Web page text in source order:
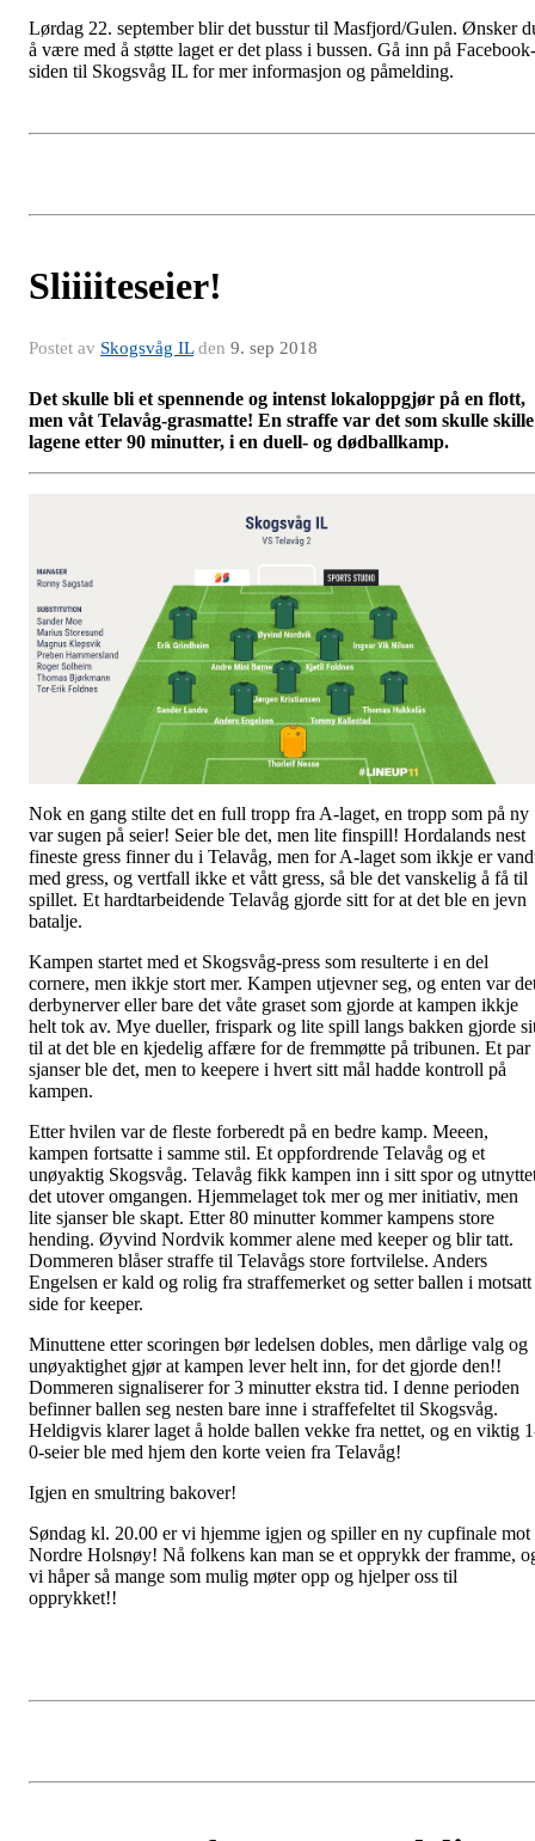
Lørdag 22. september blir det busstur til Masfjord/Gulen. Ønsker
å være med å støtte laget er det plass i bussen. Gå inn på Facebook-
siden til Skogsvåg IL for mer informasjon og påmelding.
Sliiiiteseier!
Postet av Skogsvåg ILden 9. sep 2018
Det skulle bli et spennende og intenst lokaloppgjør på en flott,
men våt Telavåg-grasmatte! En straffe var det som skulle skille
lagene etter 90 minutter, i en duell- og dødballkamp.
Nok en gang stilte det en full tropp fra A-laget, en tropp som på ny
var sugen på seier! Seier ble det, men lite finspill! Hordalands nest
fineste gress finner du i Telavåg, men for A-laget som ikkje er
med gress, og vertfall ikke et vått gress, så ble det vanskelig å få til
spillet. Et hardtarbeidende Telavåg gjorde sitt for at det ble en jevn
batalje.
Kampen startet med et Skogsvåg-press som resulterte i en del
cornere, men ikkje stort mer. Kampen utjevner seg, og enten var
derbynerver eller bare det våte graset som gjorde at kampen ikkje
helt tok av. Mye dueller, frispark og lite spill langs bakken gjorde
til at det ble en kjedelig affære for de fremmøtte på tribunen. Et par
sjanser ble det, men to keepere i hvert sitt mål hadde kontroll på
kampen.
Etter hvilen var de fleste forberedt på en bedre kamp. Meeen,
kampen fortsatte i samme stil. Et oppfordrende Telavåg og et
unøyaktig Skogsvåg. Telavåg fikk kampen inn i sitt spor og
det utover omgangen. Hjemmelaget tok mer og mer initiativ, men
lite sjanser ble skapt. Etter 80 minutter kommer kampens store
hending. Øyvind Nordvik kommer alene med keeper og blir tatt.
Dommeren blåser straffe til Telavågs store fortvilelse. Anders
Engelsen er kald og rolig fra straffemerket og setter ballen i motsatt
side for keeper.
Minuttene etter scoringen bør ledelsen dobles, men dårlige valg og
unøyaktighet gjør at kampen lever helt inn, for det gjorde den!!
Dommeren signaliserer for 3 minutter ekstra tid. I denne perioden
befinner ballen seg nesten bare inne i straffefeltet til Skogsvåg.
Heldigvis klarer laget å holde ballen vekke fra nettet, og en viktig
0-seier ble med hjem den korte veien fra Telavåg!
Igjen en smultring bakover!
Søndag kl. 20.00 er vi hjemme igjen og spiller en ny cupfinale mot
Nordre Holsnøy! Nå folkens kan man se et opprykk der framme,
vi håper så mange som mulig møter opp og hjelper oss til
opprykket!!